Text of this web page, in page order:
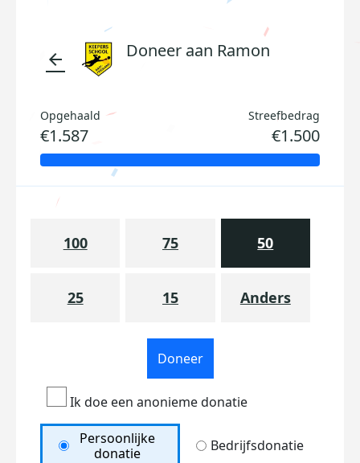
arrow_back Doneer aan Ramon
Opgehaald
€1.587
Streefbedrag
€1.500
100 75 50
25 15 Anders
Doneer
Ik doe een anonieme donatie
Persoonlijke
donatie
Bedrijfsdonatie